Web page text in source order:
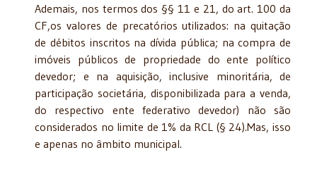
Ademais, nos termos dos §§ 11 e 21, do art. 100 da
CF,os valores de precatórios utilizados: na quitação
de débitos inscritos na dívida pública; na compra de
imóveis públicos de propriedade do ente político
devedor; e na aquisição, inclusive minoritária, de
participação societária, disponibilizada para a venda,
do respectivo ente federativo devedor) não são
considerados no limite de 1% da RCL (§ 24).Mas, isso
e apenas no âmbito municipal.